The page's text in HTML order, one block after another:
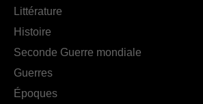
Littérature
Histoire
Seconde Guerre mondiale
Guerres
Époques